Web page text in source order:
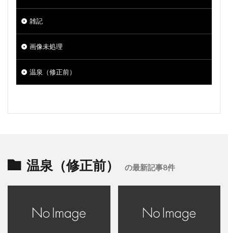
雑記
画像未処理
温泉（修正前）
温泉（修正前） の最新記事8件